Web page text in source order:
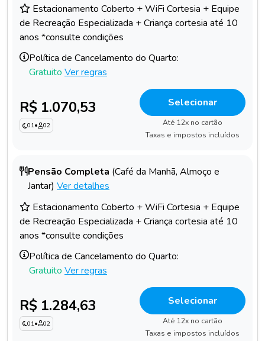
Estacionamento Coberto + WiFi Cortesia + Equipe
de Recreação Especializada + Criança cortesia até 10
anos *consulte condições
Política de Cancelamento do Quarto:
Gratuito Ver regras
R$ 1.070,53
01• 02
Selecionar
Até 12x no cartão
Taxas e impostos incluídos
Pensão Completa (Café da Manhã, Almoço e
Jantar) Ver detalhes
Estacionamento Coberto + WiFi Cortesia + Equipe
de Recreação Especializada + Criança cortesia até 10
anos *consulte condições
Política de Cancelamento do Quarto:
Gratuito Ver regras
R$ 1.284,63
01• 02
Selecionar
Até 12x no cartão
Taxas e impostos incluídos